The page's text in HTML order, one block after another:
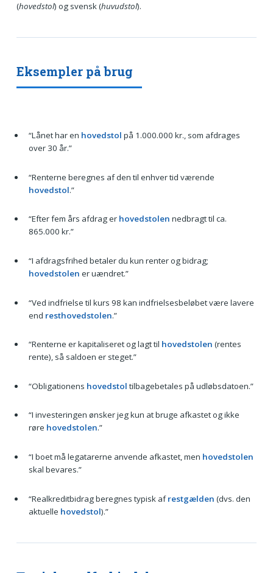
(hovedstol) og svensk (huvudstol).
Eksempler på brug
“Lånet har en hovedstol på 1.000.000 kr., som afdrages
over 30 år.”
“Renterne beregnes af den til enhver tid værende
hovedstol.”
“Efter fem års afdrag er hovedstolen nedbragt til ca.
865.000 kr.”
“I afdragsfrihed betaler du kun renter og bidrag;
hovedstolen er uændret.”
“Ved indfrielse til kurs 98 kan indfrielsesbeløbet være lavere
end resthovedstolen.”
“Renterne er kapitaliseret og lagt til hovedstolen (rentes
rente), så saldoen er steget.”
“Obligationens hovedstol tilbagebetales på udløbsdatoen.”
“I investeringen ønsker jeg kun at bruge afkastet og ikke
røre hovedstolen.”
“I boet må legatarerne anvende afkastet, men hovedstolen
skal bevares.”
“Realkreditbidrag beregnes typisk afrestgælden (dvs. den
aktuelle hovedstol).”